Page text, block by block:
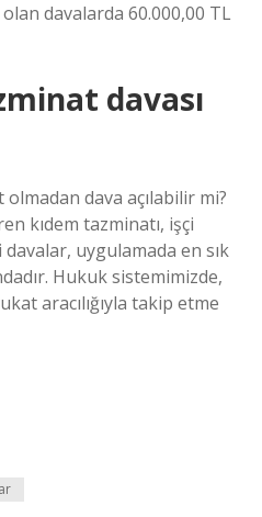
davalarda 60.000,00 TL
davası
dava açılabilir mi?
kıdem tazminatı, işçi
uygulamada en sık
Hukuk sistemimizde,
aracılığıyla takip etme